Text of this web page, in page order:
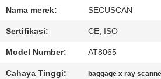
KUALITAS
KAMI
Nama merek: SECUSCAN
Sertifikasi: CE, ISO
Model Number: AT8065
Cahaya Tinggi: baggage x ray